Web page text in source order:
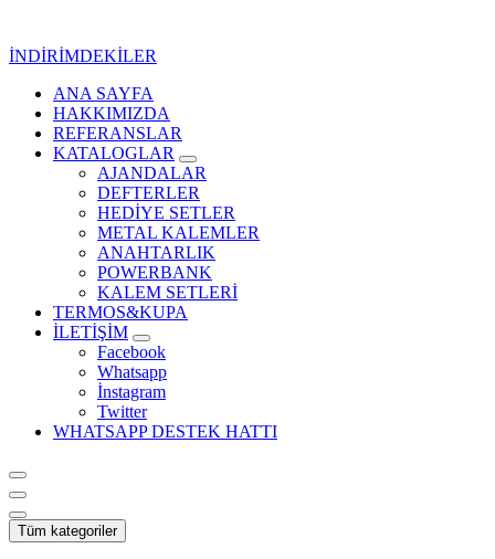
İNDİRİMDEKİLER
Kurumsal Promosyon-Hediyelik
ANA SAYFA
HAKKIMIZDA
REFERANSLAR
KATALOGLAR
AJANDALAR
DEFTERLER
HEDİYE SETLER
METAL KALEMLER
ANAHTARLIK
POWERBANK
KALEM SETLERİ
TERMOS&KUPA
İLETİŞİM
Facebook
Whatsapp
İnstagram
Twitter
WHATSAPP DESTEK HATTI
Tüm kategoriler